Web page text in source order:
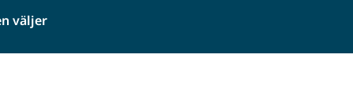
väljer